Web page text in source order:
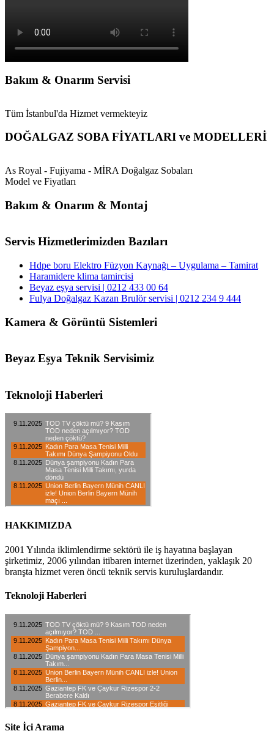
Bakım & Onarım Servisi
Tüm İstanbul'da Hizmet vermekteyiz
DOĞALGAZ SOBA FİYATLARI ve MODELLERİ
As Royal - Fujiyama - MİRA Doğalgaz Sobaları
Model ve Fiyatları
Bakım & Onarım & Montaj
Servis Hizmetlerimizden Bazıları
Hdpe boru Elektro Füzyon Kaynağı – Uygulama – Tamirat
Haramidere klima tamircisi
Beyaz eşya servisi | 0212 433 00 64
Fulya Doğalgaz Kazan Brulör servisi | 0212 234 9 444
Kamera & Görüntü Sistemleri
Beyaz Eşya Teknik Servisimiz
Teknoloji Haberleri
HAKKIMIZDA
2001 Yılında iklimlendirme sektörü ile iş hayatına başlayan
şirketimiz, 2006 yılından itibaren internet üzerinden, yaklaşık 20
branşta hizmet veren öncü teknik servis kuruluşlardandır.
Teknoloji Haberleri
Site İçi Arama